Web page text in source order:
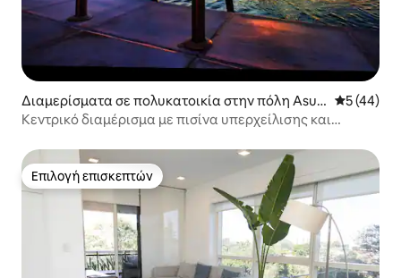
Διαμερίσματα σε πολυκατοικία στην πόλη Asun
ción
Μέση
5 (44)
Κεντρικό διαμέρισμα με πισίνα υπερχείλισης και
Επιλογή επισκεπτών
Επιλογή επισκεπτών